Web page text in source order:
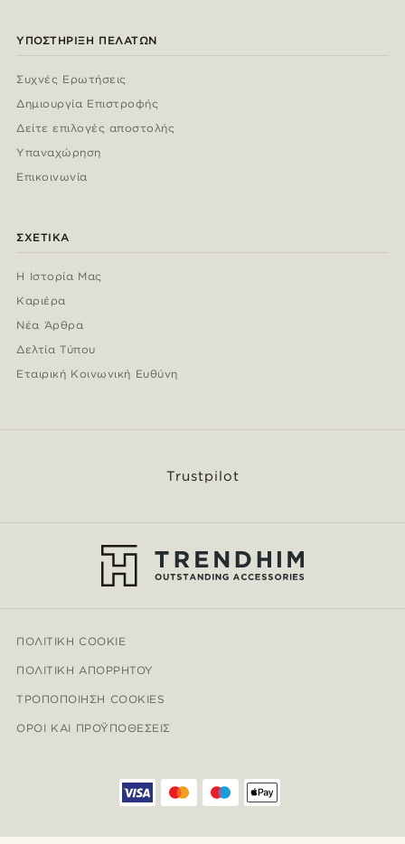
ΥΠΟΣΤΉΡΙΞΗ ΠΕΛΑΤΏΝ
Συχνές Ερωτήσεις
Δημιουργία Επιστροφής
Δείτε επιλογές αποστολής
Υπαναχώρηση
Επικοινωνία
ΣΧΕΤΙΚΆ
Η Ιστορία Μας
Καριέρα
Νέα Άρθρα
Δελτία Τύπου
Εταιρική Κοινωνική Ευθύνη
Trustpilot
ΠΟΛΙΤΙΚΉ COOKIE
ΠΟΛΙΤΙΚΉ ΑΠΟΡΡΉΤΟΥ
ΤΡΟΠΟΠΟΊΗΣΗ COOKIES
ΌΡΟΙ ΚΑΙ ΠΡΟΫΠΟΘΈΣΕΙΣ